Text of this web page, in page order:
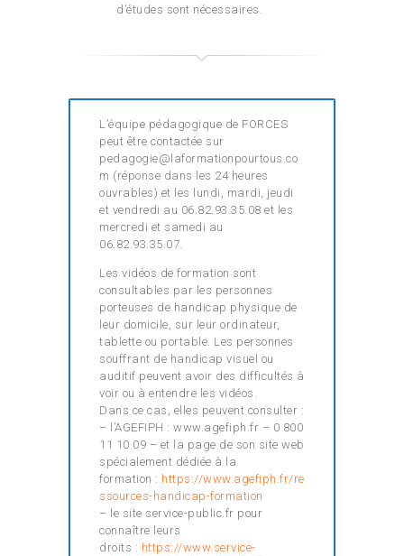
d’études sont nécessaires.
L’équipe pédagogique de FORCES
peut être contactée sur
pedagogie@laformationpourtous.co
m (réponse dans les 24 heures
ouvrables) et les lundi, mardi, jeudi
et vendredi au 06.82.93.35.08 et les
mercredi et samedi au
06.82.93.35.07.
Les vidéos de formation sont
consultables par les personnes
porteuses de handicap physique de
leur domicile, sur leur ordinateur,
tablette ou portable. Les personnes
souffrant de handicap visuel ou
auditif peuvent avoir des difficultés à
voir ou à entendre les vidéos.
Dans ce cas, elles peuvent consulter :
– l’AGEFIPH : www.agefiph.fr – 0 800
11 10 09 – et la page de son site web
spécialement dédiée à la
formation : https://www.agefiph.fr/re
ssources-handicap-formation
– le site service-public.fr pour
connaître leurs
droits : https://www.service-